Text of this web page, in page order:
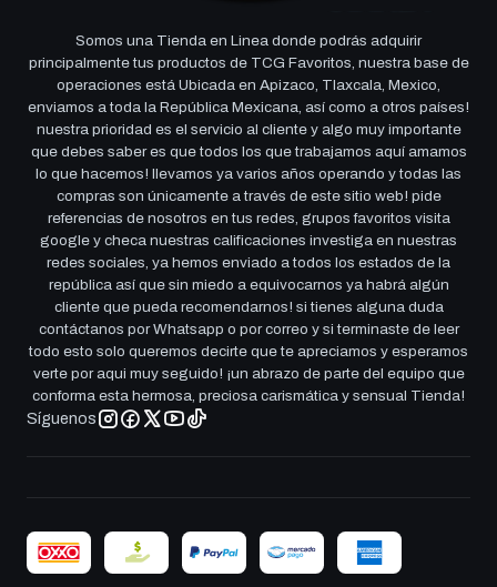
Somos una Tienda en Linea donde podrás adquirir
principalmente tus productos de TCG Favoritos, nuestra base de
operaciones está Ubicada en Apizaco, Tlaxcala, Mexico,
enviamos a toda la República Mexicana, así como a otros países!
nuestra prioridad es el servicio al cliente y algo muy importante
que debes saber es que todos los que trabajamos aquí amamos
lo que hacemos! llevamos ya varios años operando y todas las
compras son únicamente a través de este sitio web! pide
referencias de nosotros en tus redes, grupos favoritos visita
google y checa nuestras calificaciones investiga en nuestras
redes sociales, ya hemos enviado a todos los estados de la
república así que sin miedo a equivocarnos ya habrá algún
cliente que pueda recomendarnos! si tienes alguna duda
contáctanos por Whatsapp o por correo y si terminaste de leer
todo esto solo queremos decirte que te apreciamos y esperamos
verte por aqui muy seguido! ¡un abrazo de parte del equipo que
conforma esta hermosa, preciosa carismática y sensual Tienda!
Síguenos